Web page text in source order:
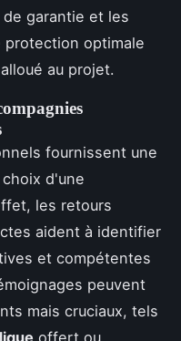
garantie et les
protection optimale
au projet.
fournissent une
d'une
les retours
aident à identifier
et compétentes
peuvent
mais cruciaux, tels
offert ou